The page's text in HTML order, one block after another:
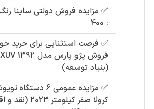
✅ مزایده فروش دولتی ساینا
: 400
✅ فرصت استثنایی برای خرید
(بنیاد توسعه)
✅
مزایده عمومی 6